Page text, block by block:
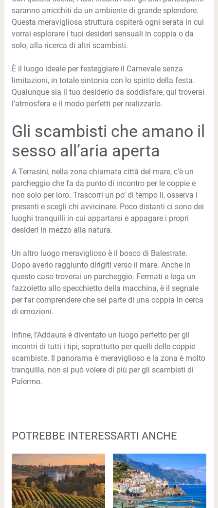
saranno arricchiti da un ambiente di grande splendore.
Questa meravigliosa struttura ospiterà ogni serata in cui
vorrai esplorare i tuoi desideri sensuali in coppia o da
solo, alla ricerca di altri scambisti.
È il luogo ideale per festeggiare il Carnevale senza
limitazioni, in totale sintonia con lo spirito della festa.
Qualunque sia il tuo desiderio da soddisfare, qui troverai
l’atmosfera e il modo perfetti per realizzarlo.
Gli scambisti che amano il
sesso all’aria aperta
A Terrasini, nella zona chiamata città del mare, c’è un
parcheggio che fa da punto di incontro per le coppie e
non solo per loro. Trascorri un po’ di tempo lì, osserva i
presenti e scegli chi avvicinare. Poco distanti ci sono dei
luoghi tranquilli in cui appartarsi e appagare i propri
desideri in mezzo alla natura.
Un altro luogo meraviglioso è il bosco di Balestrate.
Dopo averlo raggiunto dirigiti verso il mare. Anche in
questo caso troverai un parcheggio. Fermati e lega un
fazzoletto allo specchietto della macchina, è il segnale
per far comprendere che sei parte di una coppia in cerca
di emozioni.
Infine, l’Addaura è diventato un luogo perfetto per gli
incontri di tutti i tipi, soprattutto per quelli delle coppie
scambiste. Il panorama è meraviglioso e la zona è molto
tranquilla, non si può volere di più per gli scambisti di
Palermo.
POTREBBE INTERESSARTI ANCHE